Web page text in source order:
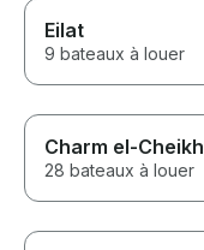
Eilat
9 bateaux à louer
Charm el-Cheikh
28 bateaux à louer